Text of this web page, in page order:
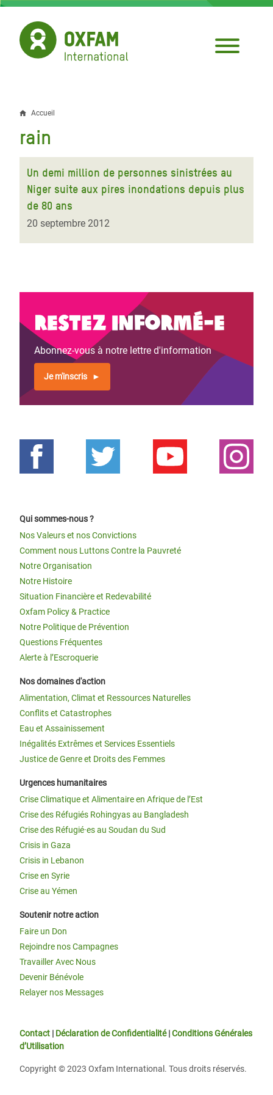
Aller
contenu
principal
Fil
d'Ariane
Accueil
rain
Un demi million de personnes sinistrées au
Niger suite aux pires inondations depuis plus
de 80 ans
20 septembre 2012
Restez informé-e
Abonnez-vous à notre lettre d'information
Je m'inscris
Qui sommes-nous ?
Nos Valeurs et nos Convictions
Comment nous Luttons Contre la Pauvreté
Notre Organisation
Notre Histoire
Situation Financière et Redevabilité
Oxfam Policy & Practice
Notre Politique de Prévention
Questions Fréquentes
Alerte à l’Escroquerie
Nos domaines d'action
Alimentation, Climat et Ressources Naturelles
Conflits et Catastrophes
Eau et Assainissement
Inégalités Extrêmes et Services Essentiels
Justice de Genre et Droits des Femmes
Urgences humanitaires
Crise Climatique et Alimentaire en Afrique de l’Est
Crise des Réfugiés Rohingyas au Bangladesh
Crise des Réfugié·es au Soudan du Sud
Crisis in Gaza
Crisis in Lebanon
Crise en Syrie
Crise au Yémen
Soutenir notre action
Faire un Don
Rejoindre nos Campagnes
Travailler Avec Nous
Devenir Bénévole
Relayer nos Messages
Contact | Déclaration de Confidentialité|Conditions Générales
d’Utilisation
Copyright © 2023 Oxfam International. Tous droits réservés.